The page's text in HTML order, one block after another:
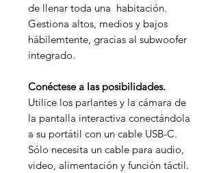
de llenar toda una habitación.
Gestiona altos, medios y bajos
hábilemtente, gracias al subwoofer
integrado.
Conéctese a las posibilidades.
Utilice los parlantes y la cámara de
la pantalla interactiva conectándola
a su portátil con un cable USB-C.
Sólo necesita un cable para audio,
video, alimentación y función táctil.